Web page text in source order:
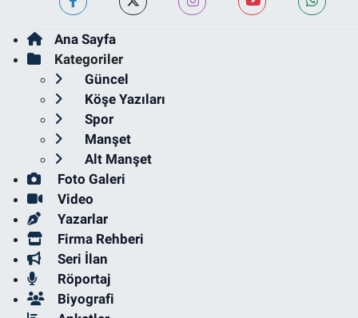
Ana Sayfa
Kategoriler
Güncel
Köşe Yazıları
Spor
Manşet
Alt Manşet
Foto Galeri
Video
Yazarlar
Firma Rehberi
Seri İlan
Röportaj
Biyografi